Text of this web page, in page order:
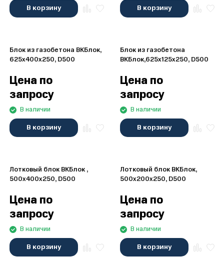
В корзину В корзину
Блок из газобетона ВКБлок,
625x400x250, D500
Цена по
запросу
В наличии
В корзину
Блок из газобетона
ВКБлок,625x125x250, D500
Цена по
запросу
В наличии
В корзину
Лотковый блок ВКБлок ,
500x400x250, D500
Цена по
запросу
В наличии
В корзину
Лотковый блок ВКБлок,
500x200x250, D500
Цена по
запросу
В наличии
В корзину